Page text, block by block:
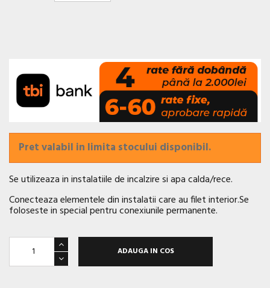
Pret valabil in limita stocului disponibil.
Se utilizeaza in instalatiile de incalzire si apa calda/rece.
Conecteaza elementele din instalatii care au filet interior.Se
foloseste in special pentru conexiunile permanente.
ADAUGA IN COS